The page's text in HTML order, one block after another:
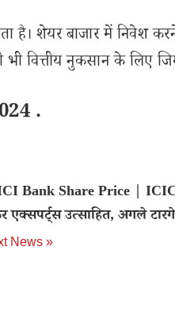
है। शेयर बाजार में निवेश
नुकसान के लिए
.
Bank Share Price |
एक्सपर्ट्स उत्साहित, अगले
News »